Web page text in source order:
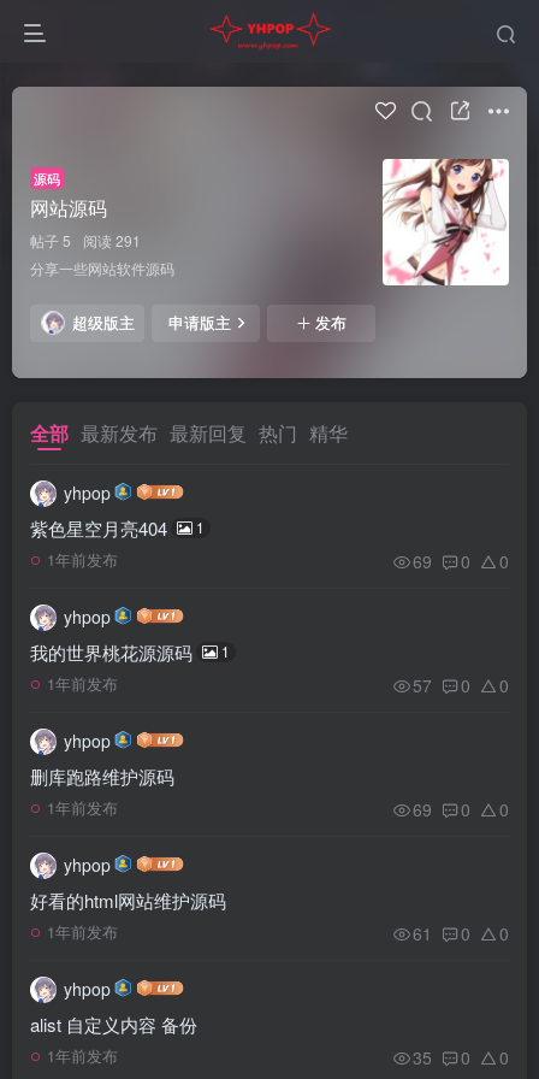
源码
网站源码
帖子 5
阅读 291
分享一些网站软件源码
超级版主 申请版主 发布
全部 最新发布 最新回复 热门 精华
yhpop
紫色星空月亮404 1
1年前发布 69 0 0
yhpop
我的世界桃花源源码 1
1年前发布 57 0 0
yhpop
删库跑路维护源码
1年前发布 69 0 0
yhpop
好看的html网站维护源码
1年前发布 61 0 0
yhpop
alist 自定义内容 备份
1年前发布 35 0 0